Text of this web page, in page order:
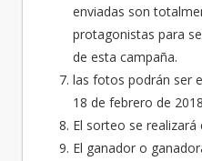
enviadas son
protagonistas para
de esta campaña.
las fotos podrán ser
18 de febrero de
El sorteo se
El ganador o